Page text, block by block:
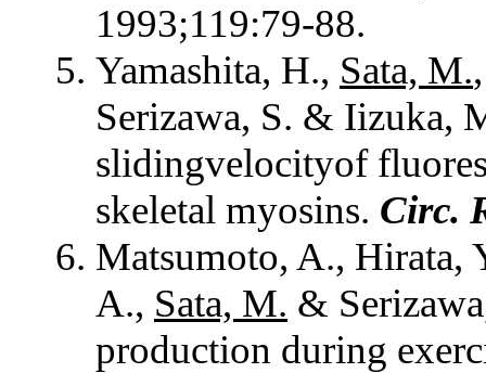
1993;119:79-88.
Yamashita, H., Sata, M.
Serizawa, S. & Iizuka,
slidingvelocityof
skeletal myosins. Circ.
Matsumoto, A., Hirata,
A., Sata, M. &
production during